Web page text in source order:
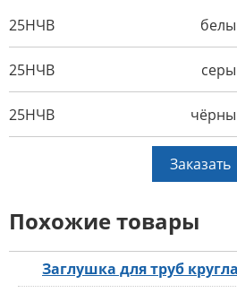
25НЧВ
25НЧВ
25НЧВ
Заказать
Похожие товары
Заглушка для труб